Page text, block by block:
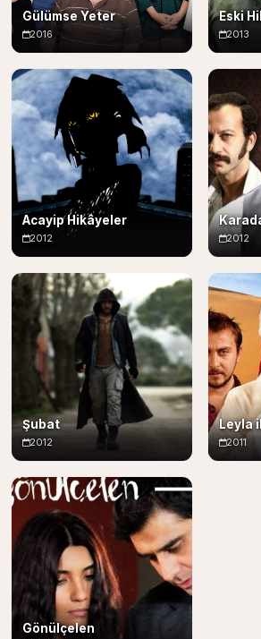
Gülümse Yeter
2016
Eski
2013
Acayip Hikâyeler
2012 2012
Şubat
2012
Leyla
2011
Gönülçelen